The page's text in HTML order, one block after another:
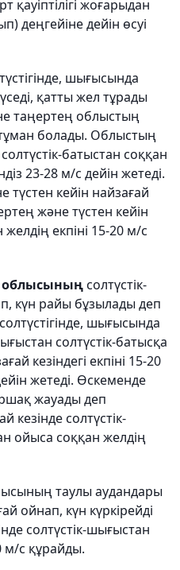
қауіптілігі жоғарыдан
деңгейіне дейін өсуі
шығысында
қатты жел тұрады
таңертең облыстың
тұман болады. Облыстың
батыстан соққан
23-28 м/с дейін жетеді.
кейін найзағай
және түстен кейін
екпіні 15-20 м/с
облысыныңсолтүстік-
күн райы бұзылады деп
шығысында
солтүстік-батысқа
кезіндегі екпіні 15-20
жетеді. Өскеменде
жауады деп
кезінде солтүстік-
ойыса соққан желдің
таулы аудандары
ойнап, күн күркірейді
солтүстік-шығыстан
м/с құрайды.